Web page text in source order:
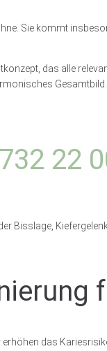
Sie kommt
das alle
Gesamtbild.
22
Bisslage,
das